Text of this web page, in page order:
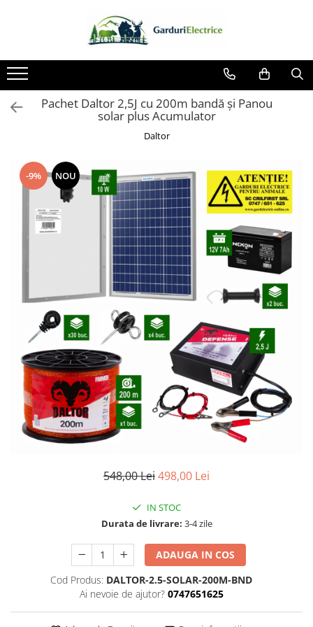
Toate Produsele
Impulsor - Generator Impulsuri -
Pulsator Gard Electric
NEXON BEASTSHOCK
DALTOR
NEXON EASYSHOCK și PITISHOCK
Izolatori Gard Electric
Izolatori – Utilizare generală
Izolatori cu filet metric
Izolatori pentru colț
Izolatori pentru poartǎ
Izolatori Speciali
Izolatori pentru sistem T-POST
Pachete Gard electric
Gard electric pentru Animale
sălbatice
Gard Electric pentru Bovine, Oi,
Gard electric pentru Cai, Câini,
Gard Electric pentru Vaci și Oi
Accesorii gard Electric
Alimentator Gard Electric
Cabluri Auxiliare
Pachet Daltor 2,5J cu 200m bandă și Panou
solar plus Acumulator
Daltor
-9% NOU
548,00 Lei498,00 Lei
IN STOC
Durata de livrare: 3-4 zile
ADAUGA IN COS
Cod Produs: DALTOR-2.5-SOLAR-200M-BND
Ai nevoie de ajutor? 0747651625